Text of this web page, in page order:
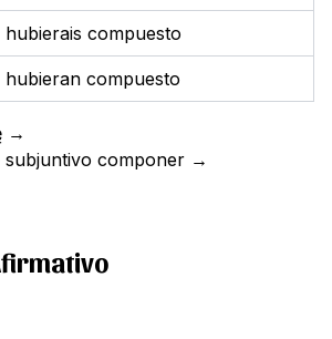
hubierais compuesto
hubieran compuesto
→
subjuntivo componer →